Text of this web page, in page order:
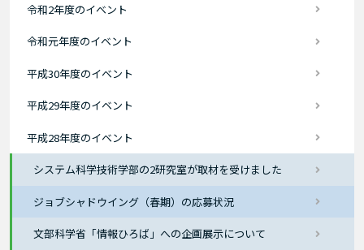
令和2年度のイベント
令和元年度のイベント
平成30年度のイベント
平成29年度のイベント
平成28年度のイベント
システム科学技術学部の2研究室が取材を受けました
ジョブシャドウイング（春期）の応募状況
文部科学省「情報ひろば」への企画展示について